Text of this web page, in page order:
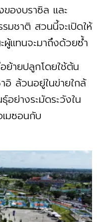
องบราซิล และ
ชาติ สวนนี้จะเปิดให้
แทนจะมาถึงด้วยซ้ำ
ายปลูกโดยใช้ต้น
อิ ล้วนอยู่ในข่ายใกล้
ย่างระมัดระวังใน
มซอนกับ